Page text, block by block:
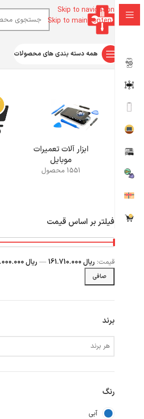
Skip to navigation
Skip to main content
همه دسته بندی های محصولات
خانه
ابزار آلات تعمیرات
موبایل
1551 محصول
فیلتر بر اساس قیمت
صافی
قيمت: ریال 161.710.000 — ریال 640.000.000
برند
هر برند
رنگ
آبی